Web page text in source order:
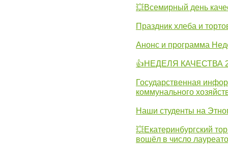
💥Всемирный день
Праздник хлеба и
Анонс и программа
👍НЕДЕЛЯ КАЧЕСТВА
Государственная
коммунального
Наши студенты на
💥Екатеринбургский
вошёл в число